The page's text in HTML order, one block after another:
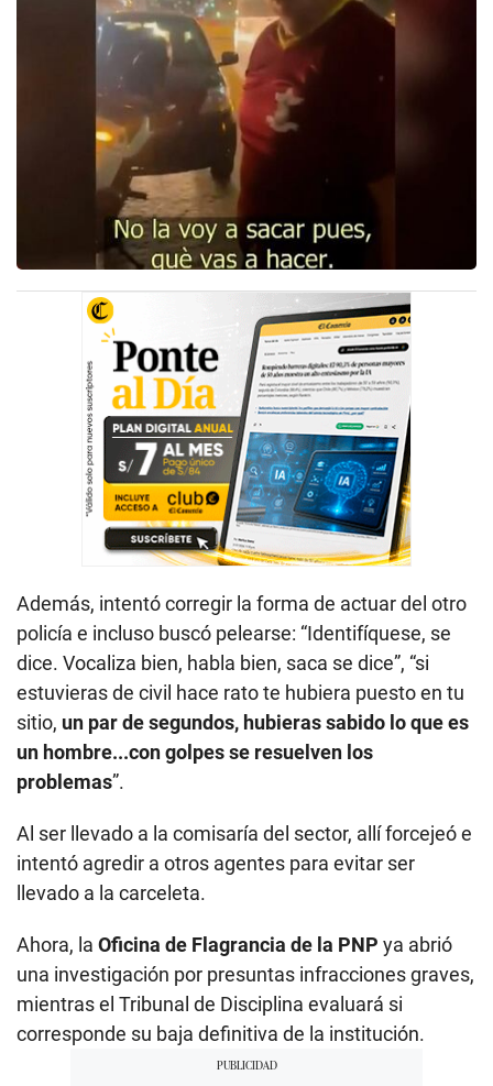
Además, intentó corregir la forma de actuar del otro
policía e incluso buscó pelearse: “Identifíquese, se
dice. Vocaliza bien, habla bien, saca se dice”, “si
estuvieras de civil hace rato te hubiera puesto en tu
sitio, un par de segundos, hubieras sabido lo que es
un hombre...con golpes se resuelven los
problemas”.
Al ser llevado a la comisaría del sector, allí forcejeó e
intentó agredir a otros agentes para evitar ser
llevado a la carceleta.
Ahora, la Oficina de Flagrancia de la PNP ya abrió
una investigación por presuntas infracciones graves,
mientras el Tribunal de Disciplina evaluará si
corresponde su baja definitiva de la institución.